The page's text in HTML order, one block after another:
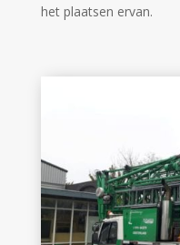
het plaatsen ervan.